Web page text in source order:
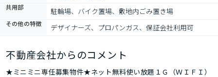
共用部 駐輪場、バイク置場、敷地内ごみ置き場
その他の特徴 デザイナーズ、プロパンガス、保証会社利用可
不動産会社からのコメント
★ミニミニ専任募集物件★ネット無料使い放題１Ｇ（ＷＩＦＩ）